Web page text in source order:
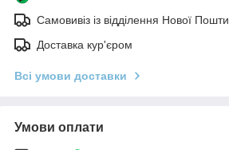
Самовивіз із відділення Нової Пошти
Доставка кур'єром
Всі умови доставки
Умови оплати